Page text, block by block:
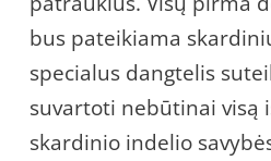
bus pateikiama
specialus dangtelis
suvartoti nebūtinai visą
skardinio indelio